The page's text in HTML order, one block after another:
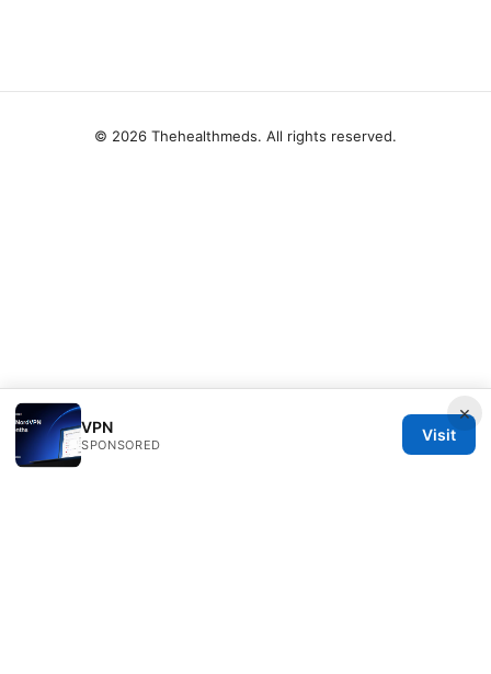
×
VPN
SPONSORED
Visit
© 2026 Thehealthmeds. All rights reserved.